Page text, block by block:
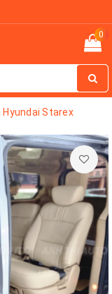
0
Hyundai Starex